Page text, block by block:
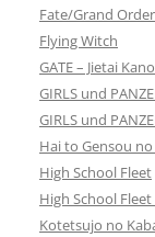
Fate/Grand
Flying Witch
GATE – Jietai
GIRLS und
GIRLS und
Hai to Gensou
High School Fleet
High School Fleet
Kotetsujo no